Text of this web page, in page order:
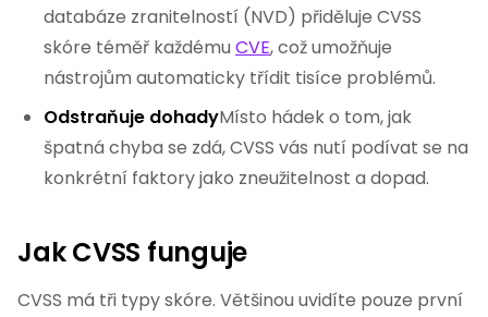
databáze zranitelností (NVD) přiděluje CVSS
skóre téměř každému CVE, což umožňuje
nástrojům automaticky třídit tisíce problémů.
Odstraňuje dohadyMísto hádek o tom, jak
špatná chyba se zdá, CVSS vás nutí podívat se na
konkrétní faktory jako zneužitelnost a dopad.
Jak CVSS funguje
CVSS má tři typy skóre. Většinou uvidíte pouze první